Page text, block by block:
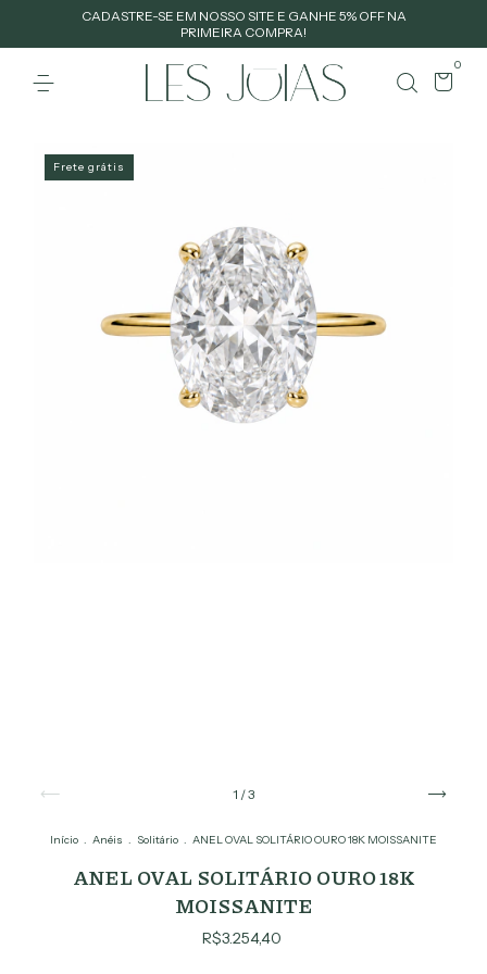
CADASTRE-SE EM NOSSO SITE E GANHE 5% OFF NA
PRIMEIRA COMPRA!
0
Frete grátis
1 /3
Início Anéis Solitário ANEL OVAL SOLITÁRIO OURO 18K MOISSANITE
ANEL OVAL SOLITÁRIO OURO 18K
MOISSANITE
R$3.254,40